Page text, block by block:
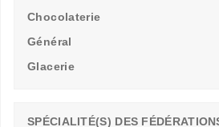
Chocolaterie
Général
Glacerie
SPÉCIALITÉ(S) DES